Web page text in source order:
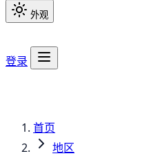
外观
登录
首页
地区